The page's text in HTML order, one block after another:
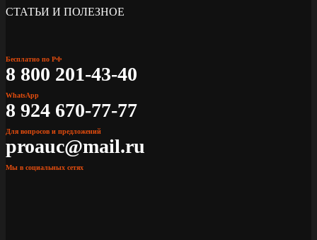
СТАТЬИ И ПОЛЕЗНОЕ
Бесплатно по РФ
8 800 201-43-40
WhatsApp
8 924 670-77-77
Для вопросов и предложений
proauc@mail.ru
Мы в социальных сетях